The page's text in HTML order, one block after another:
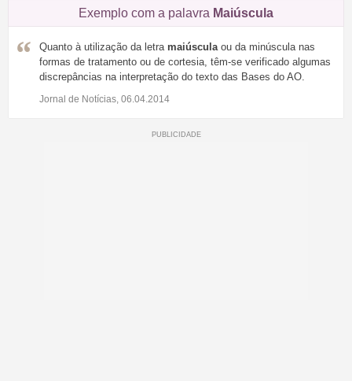
Exemplo com a palavra Maiúscula
Quanto à utilização da letra maiúscula ou da minúscula nas
formas de tratamento ou de cortesia, têm-se verificado algumas
discrepâncias na interpretação do texto das Bases do AO.
Jornal de Notícias, 06.04.2014